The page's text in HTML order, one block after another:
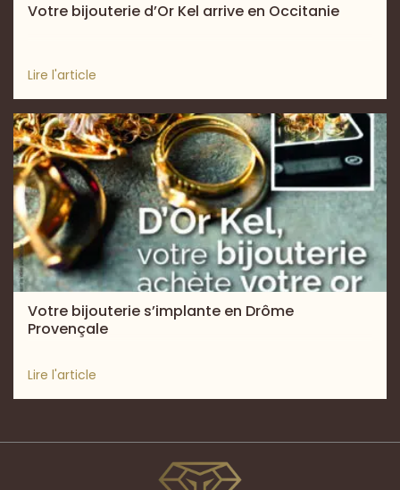
Votre bijouterie d’Or Kel arrive en Occitanie
Lire l'article
Votre bijouterie s’implante en Drôme
Provençale
Lire l'article